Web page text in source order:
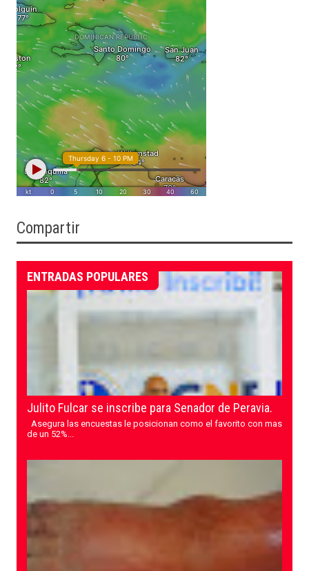
Compartir
ENTRADAS POPULARES
Julito Fulcar se inscribe para Senador de Peravia.
Asegura las encuestas le posicionan como el favorito con mas
de un 52%...